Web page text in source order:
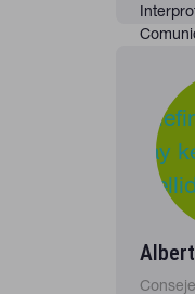
array